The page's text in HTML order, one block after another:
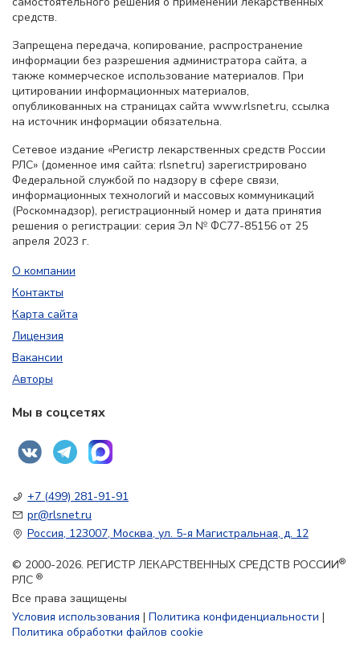
средств.
Запрещена передача, копирование, распространение
информации без разрешения администратора сайта, а
также коммерческое использование материалов. При
цитировании информационных материалов,
опубликованных на страницах сайта www.rlsnet.ru, ссылка
на источник информации обязательна.
Сетевое издание «Регистр лекарственных средств России
РЛС» (доменное имя сайта: rlsnet.ru) зарегистрировано
Федеральной службой по надзору в сфере связи,
информационных технологий и массовых коммуникаций
(Роскомнадзор), регистрационный номер и дата принятия
решения о регистрации: серия Эл № ФС77-85156 от 25
апреля 2023 г.
О компании
Контакты
Карта сайта
Лицензия
Вакансии
Авторы
Мы в соцсетях
+7 (499) 281-91-91
pr@rlsnet.ru
Россия, 123007, Москва, ул. 5-я Магистральная, д. 12
© 2000-2026. РЕГИСТР ЛЕКАРСТВЕННЫХ СРЕДСТВ РОССИИ®
РЛС ®
Все права защищены
Условия использования | Политика конфиденциальности |
Политика обработки файлов cookie